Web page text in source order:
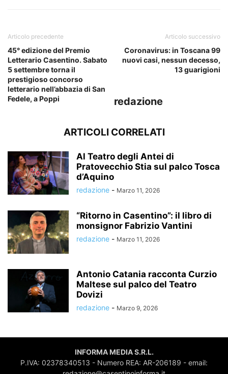
Articolo precedente
45° edizione del Premio
Letterario Casentino. Sabato
5 settembre torna il
prestigioso concorso
letterario nell’abbazia di San
Fedele, a Poppi
Articolo successivo
Coronavirus: in Toscana 99
nuovi casi, nessun decesso,
13 guarigioni
redazione
ARTICOLI CORRELATI
Al Teatro degli Antei di
Pratovecchio Stia sul palco Tosca
d’Aquino
redazione - Marzo 11, 2026
“Ritorno in Casentino”: il libro di
monsignor Fabrizio Vantini
redazione - Marzo 11, 2026
Antonio Catania racconta Curzio
Maltese sul palco del Teatro
Dovizi
redazione - Marzo 9, 2026
INFORMA MEDIA S.R.L.
P.IVA: 02378340513 - Numero REA: AR-206189 - email: